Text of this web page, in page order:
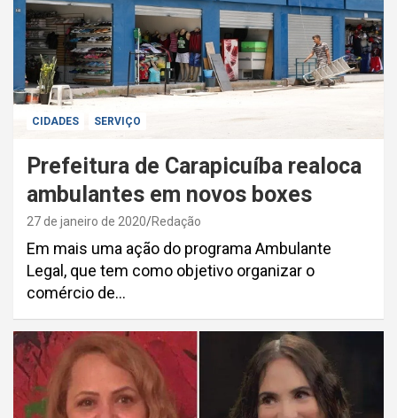
CIDADES SERVIÇO
Prefeitura de Carapicuíba realoca
ambulantes em novos boxes
27 de janeiro de 2020 Redação
Em mais uma ação do programa Ambulante
Legal, que tem como objetivo organizar o
comércio de…